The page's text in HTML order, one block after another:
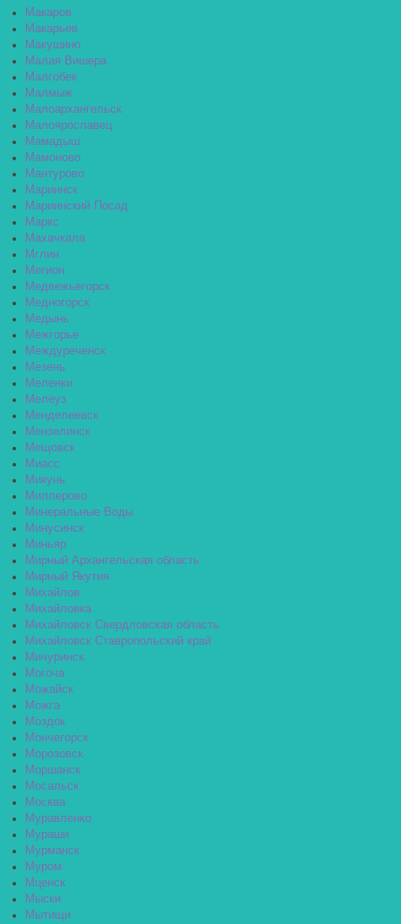
Макаров
Макарьев
Макушино
Малая Вишера
Малгобек
Малмыж
Малоархангельск
Малоярославец
Мамадыш
Мамоново
Мантурово
Мариинск
Мариинский Посад
Маркс
Махачкала
Мглин
Мегион
Медвежьегорск
Медногорск
Медынь
Межгорье
Междуреченск
Мезень
Меленки
Мелеуз
Менделеевск
Мензелинск
Мещовск
Миасс
Микунь
Миллерово
Минеральные Воды
Минусинск
Миньяр
Мирный Архангельская область
Мирный Якутия
Михайлов
Михайловка
Михайловск Свердловская область
Михайловск Ставропольский край
Мичуринск
Могоча
Можайск
Можга
Моздок
Мончегорск
Морозовск
Моршанск
Мосальск
Москва
Муравленко
Мураши
Мурманск
Муром
Мценск
Мыски
Мытищи